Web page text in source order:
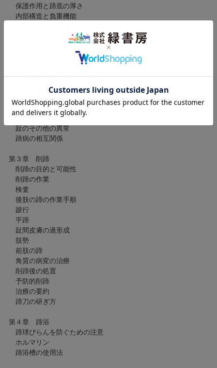
保護作用と蹄底の厚さ
内部構造と負重機能
この疾病は牛群の問題である
皮膚の構造
趾間フレグモーネ（趾間腐爛）
趾のその他の異常
蹄病の相互関係
第３章 削蹄
削蹄の目的と可能性
削蹄の作業
検査
後肢の蹄の作業手順
跛行
平蹄
趾間皮膚の過形成
肢勢
前肢の蹄
角質の病変の治療
削蹄後の処置
予防的削蹄
治療の要約
蹄刀の研ぎ方
第４章 蹄浴
蹄球びらんを防ぐための注意
ホルマリン
蹄浴槽の使用法